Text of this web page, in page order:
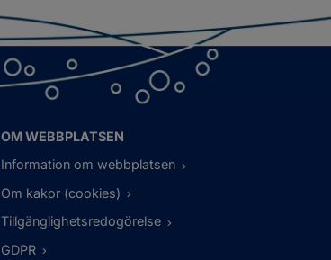
OM WEBBPLATSEN
Information om webbplatsen
Om kakor (cookies)
Tillgänglighetsredogörelse
GDPR